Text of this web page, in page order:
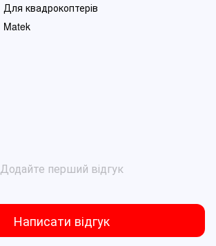
Для квадрокоптерів
Matek
Додайте перший відгук
Написати відгук